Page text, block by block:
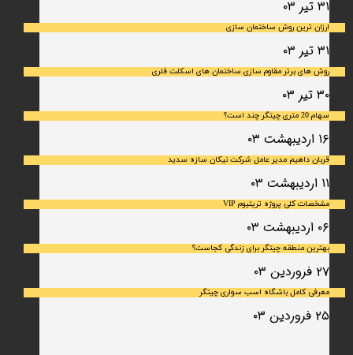
۳۱ تیر ۰۳
ارزان ترین روش ساختمان سازی
۳۱ تیر ۰۳
روش های برتر مقاوم سازی ساختمان های اسکلت فلری
۳۰ تیر ۰۳
سهام 20 متری چیتگر چند است؟
۱۶ اردیبهشت ۰۳
قربان داهیم مدیر عامل شرکت نیکان سازه سدید
۱۱ اردیبهشت ۰۳
مشخصات کلی پروژه تریتیوم VIP
۰۶ اردیبهشت ۰۳
بهترین منطقه چیتگر برای زندگی کجاست؟
۲۷ فروردین ۰۳
معرفی کامل باشگاه اسب سواری چیتگر
۲۵ فروردین ۰۳